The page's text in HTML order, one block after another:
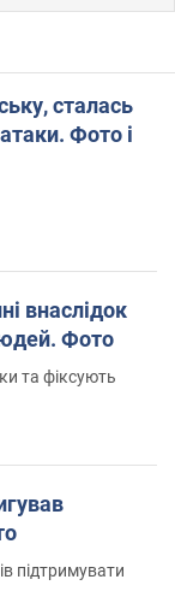
сталась
Фото і
внаслідок
Фото
та фіксують
підтримувати